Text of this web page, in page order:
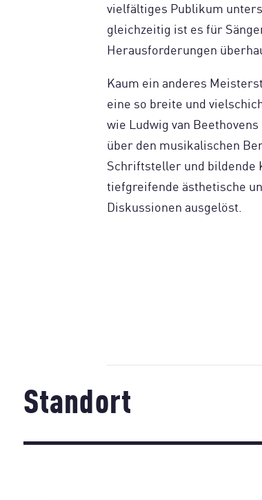
vielfältiges Publikum
gleichzeitig ist es für
Herausforderungen
Kaum ein anderes
eine so breite und
wie Ludwig van
über den musikalischen
Schriftsteller und bildende
tiefgreifende ästhetische
Diskussionen ausgelöst.
Standort